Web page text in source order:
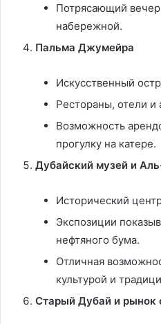
Потрясающий
набережной.
Пальма Джумейра
Искусственный
Рестораны, отели и
Возможность
прогулку на катере.
Дубайский музей и
Исторический
Экспозиции
нефтяного бума.
Отличная
культурой и
Старый Дубай и рынок